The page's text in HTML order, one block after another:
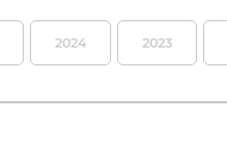
2024 2023